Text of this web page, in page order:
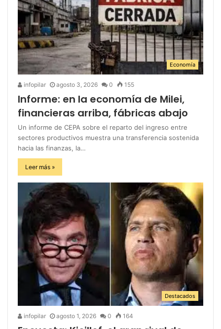
Economía
infopilar agosto 3, 2026 0 155
Informe: en la economía de Milei,
financieras arriba, fábricas abajo
Un informe de CEPA sobre el reparto del ingreso entre
sectores productivos muestra una transferencia sostenida
hacia las finanzas, la…
Leer más »
Destacados
infopilar agosto 1, 2026 0 164